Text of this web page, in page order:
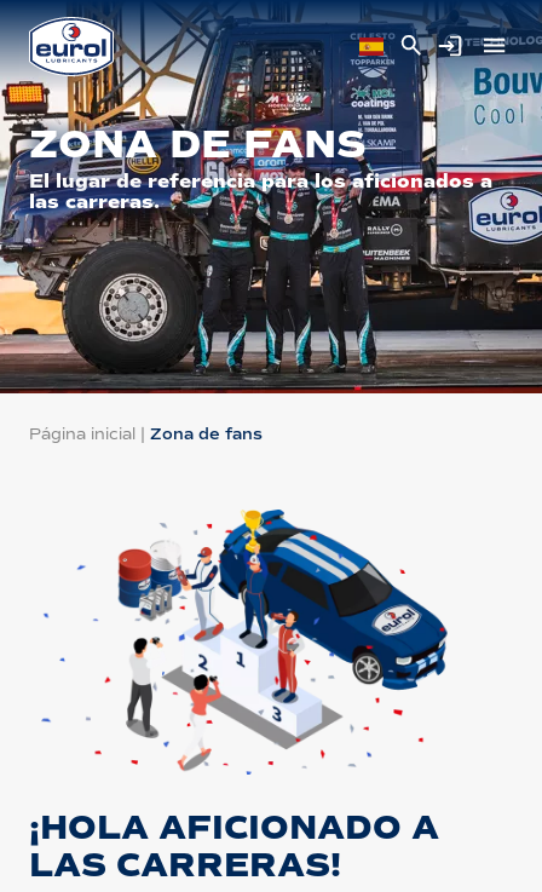
ZONA DE FANS
El lugar de referencia para los aficionados a
las carreras.
Página inicial | Zona de fans
¡HOLA AFICIONADO A
LAS CARRERAS!